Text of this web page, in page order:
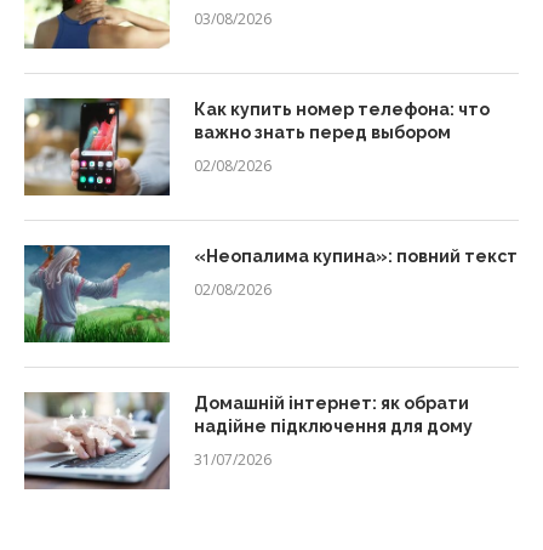
03/08/2026
Как купить номер телефона: что
важно знать перед выбором
02/08/2026
«Неопалима купина»: повний текст
02/08/2026
Домашній інтернет: як обрати
надійне підключення для дому
31/07/2026